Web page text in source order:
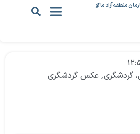
منطقه آزاد ماکو
گردشگری,عکس گردشگری